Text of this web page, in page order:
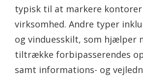
typisk til at markere
virksomhed. Andre typer
og vinduesskilt, som hjælper
tiltrække forbipasserendes
samt informations- og